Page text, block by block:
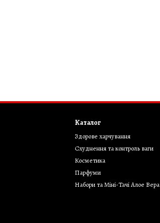
Каталог
Здорове харчування
Cхуднення та контроль ваги
Косметика
Парфуми
Набори та Міні-Тачі Алое Вера